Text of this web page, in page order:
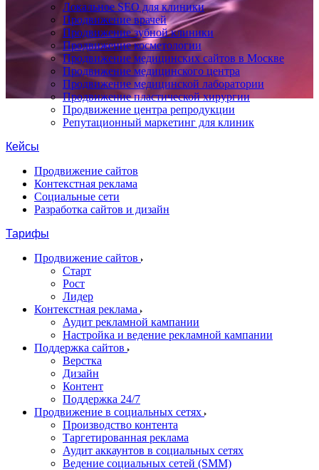
Локальное SEO для клиники
Продвижение врачей
Продвижение зубной клиники
Продвижение косметологии
Продвижение медицинских сайтов в Москве
Продвижение медицинского центра
Продвижение медицинской лаборатории
Продвижение пластической хирургии
Продвижение центра репродукции
Репутационный маркетинг для клиник
Кейсы
Продвижение сайтов
Контекстная реклама
Социальные сети
Разработка сайтов и дизайн
Тарифы
Продвижение сайтов
Старт
Рост
Лидер
Контекстная реклама
Аудит рекламной кампании
Настройка и ведение рекламной кампании
Поддержка сайтов
Верстка
Дизайн
Контент
Поддержка 24/7
Продвижение в социальных сетях
Производство контента
Таргетированная реклама
Аудит аккаунтов в социальных сетях
Ведение социальных сетей (SMM)